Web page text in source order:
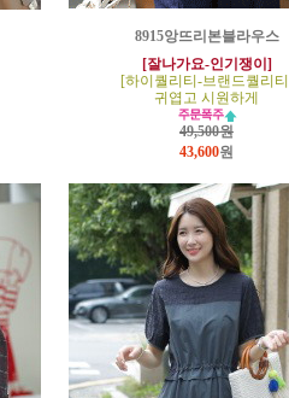
8915앙뜨리본블라우스
[잘나가요-인기쟁이]
[하이퀄리티-브랜드퀄리
귀엽고 시원하게
49,500원
43,600원